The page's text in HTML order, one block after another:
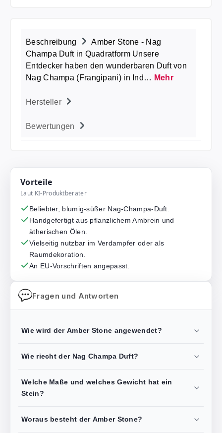
Beschreibung
Amber Stone - Nag
Champa Duft in Quadratform Unsere
Entdecker haben den wunderbaren Duft von
Nag Champa (Frangipani) in Ind… Mehr
Hersteller
Bewertungen
Vorteile
Laut KI-Produktberater
Beliebter, blumig-süßer Nag-Champa-Duft.
Handgefertigt aus pflanzlichem Ambrein und
ätherischen Ölen.
Vielseitig nutzbar im Verdampfer oder als
Raumdekoration.
An EU-Vorschriften angepasst.
Fragen und Antworten
Wie wird der Amber Stone angewendet?
Wie riecht der Nag Champa Duft?
Welche Maße und welches Gewicht hat ein
Stein?
Woraus besteht der Amber Stone?